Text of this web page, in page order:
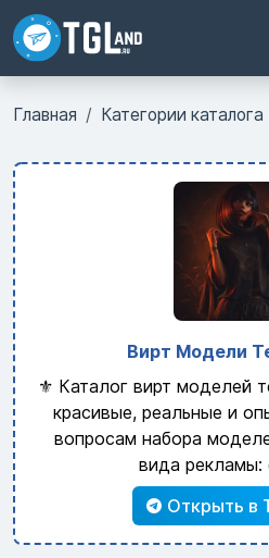
Главная Категории каталога
Вирт Модели
⚜️ Каталог вирт моделей
красивые, реальные и
вопросам набора
вида рекламы:
Открыть в